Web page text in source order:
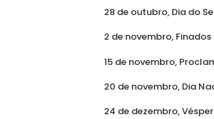
28 de outubro, Dia do
2 de novembro,
15 de novembro,
20 de novembro, Dia
24 de dezembro,